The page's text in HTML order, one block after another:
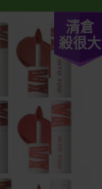
清倉
殺很大